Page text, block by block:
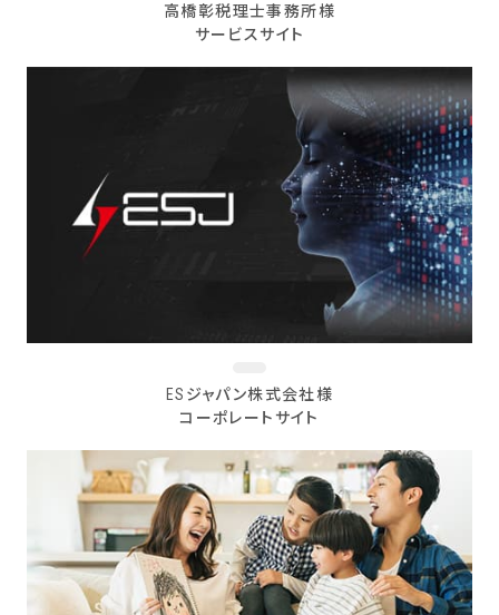
高橋彰税理士事務所様
サービスサイト
ESジャパン株式会社様
コーポレートサイト